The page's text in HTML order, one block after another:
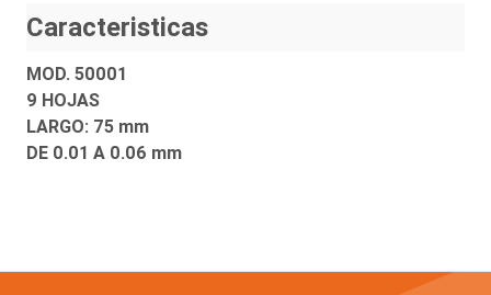
Caracteristicas
MOD. 50001
9 HOJAS
LARGO: 75 mm
DE 0.01 A 0.06 mm